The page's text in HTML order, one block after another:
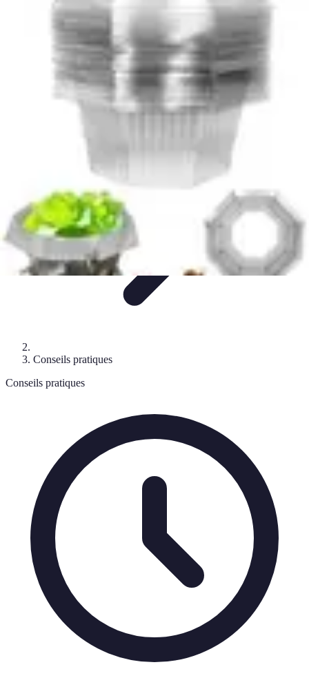
Fruits de Saison
Saisons
Fruits de Saison
Conseils pratiques
Conseils pratiques